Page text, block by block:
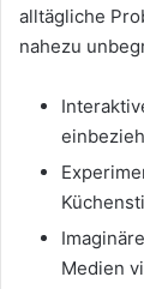
alltägliche
nahezu
Medien